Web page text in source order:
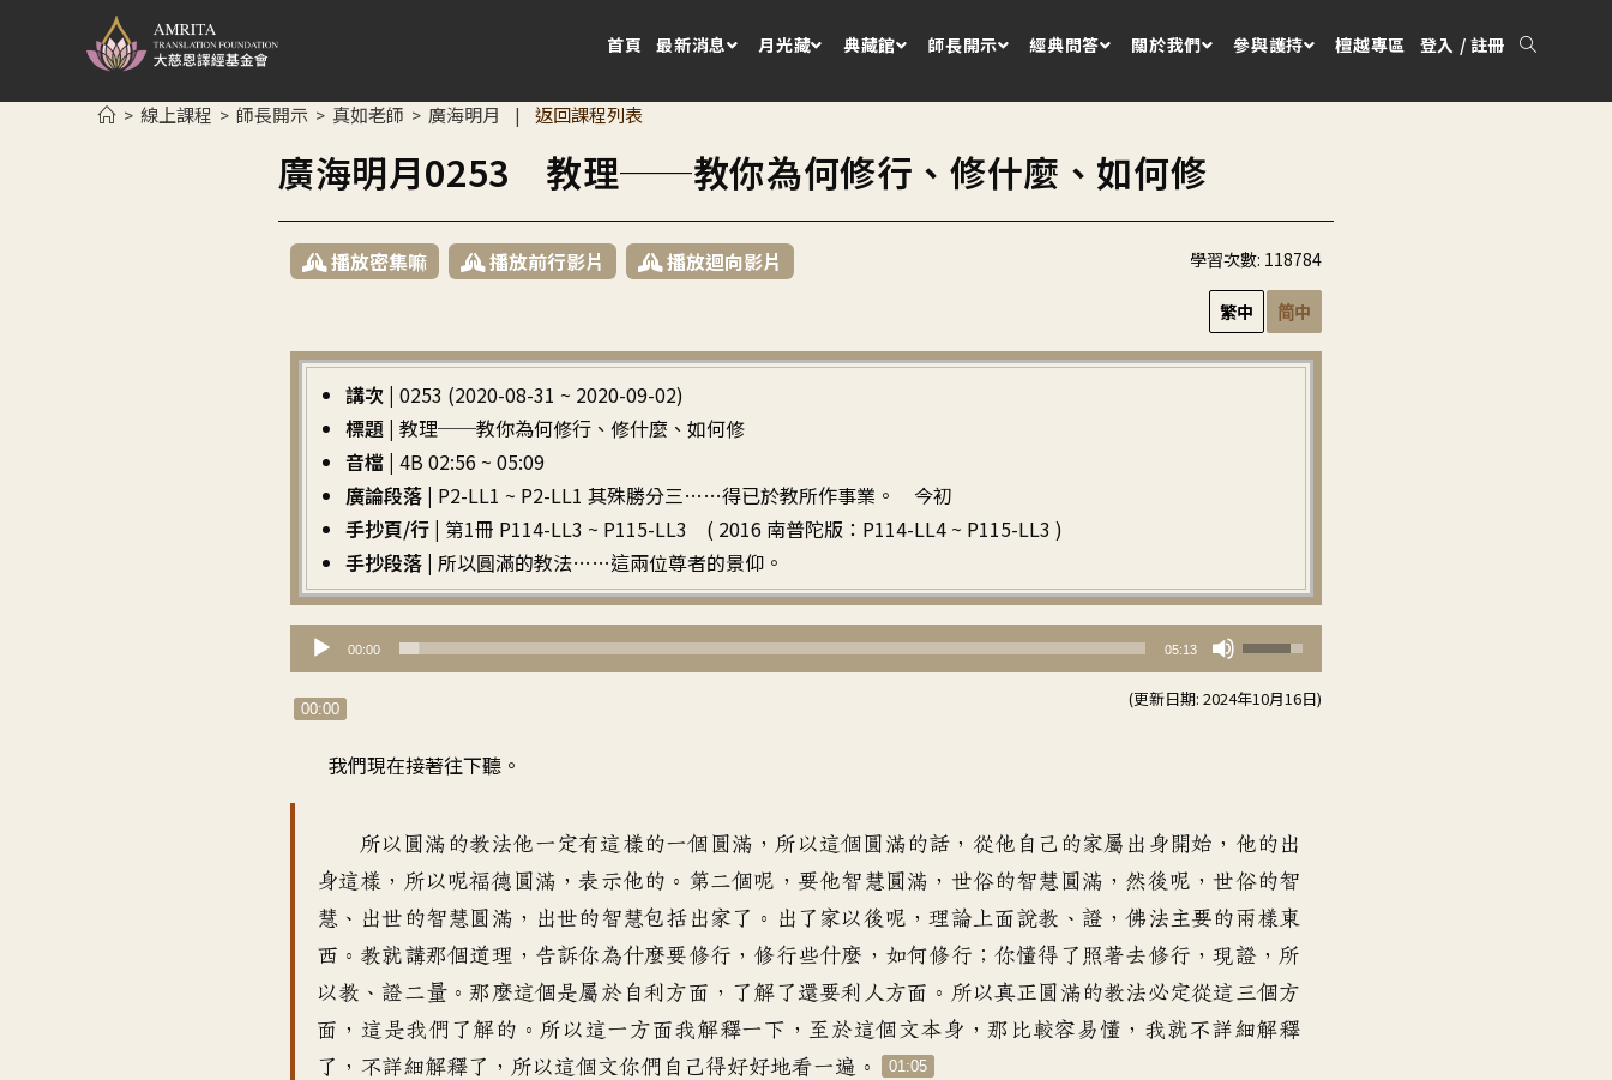
首頁 最新消息 月光藏 典藏館 師長開示 經典問答 關於我們 參與護持 檀越專區 登入 / 註冊
> 線上課程 > 師長開示 > 真如老師 > 廣海明月 | 返回課程列表
廣海明月0253 教理──教你為何修行、修什麼、如何修
播放密集嘛 播放前行影片 播放迴向影片 學習次數: 118784
繁中 简中
講次 | 0253 (2020-08-31 ~ 2020-09-02)
標題 | 教理──教你為何修行、修什麼、如何修
音檔 | 4B 02:56 ~ 05:09
廣論段落 | P2-LL1 ~ P2-LL1 其殊勝分三……得已於教所作事業。 今初
手抄頁/行 | 第1冊 P114-LL3 ~ P115-LL3 ( 2016 南普陀版：P114-LL4 ~ P115-LL3 )
手抄段落 | 所以圓滿的教法……這兩位尊者的景仰。
訊
播
00:00 05:13
使
用
向
鍵
以
提
高
低
(更新日期: 2024年10月16日)
00:00
我們現在接著往下聽 。
所以圓滿的教法他一定有這樣的一個圓滿 ， 所以這個圓滿的話 ， 從他自己的家屬出身開始 ， 他的出
身這樣，所以呢福德圓滿，表示他的 。 第二個呢 ， 要他智慧圓滿 ， 世俗的智慧圓滿 ， 然後呢，世俗的智
慧 、 出世的智慧圓滿 ， 出世的智慧包括出家了 。 出了家以後呢 ，理論上面說教、證 ，佛法主要的兩樣東
西 。教就講那個道理 ， 告訴你為什麼要修行 ， 修行些什麼，如何修行 ； 你懂得了照著去修行 ，現證，所
以教、證二量 。 那麼這個是屬於自利方面 ， 了解了還要利人方面 。 所以真正圓滿的教法必定從這三個方
面 ， 這是我們了解的 。 所以這一方面我解釋一下 ， 至於這個文本身 ， 那比較容易懂 ， 我就不詳細解釋
了 ， 不詳細解釋了 ， 所以這個文你們自己得好好地看一遍 。 01:05